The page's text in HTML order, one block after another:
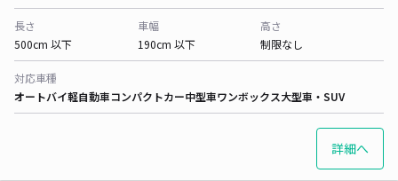
長さ
500cm 以下
車幅
190cm 以下
高さ
制限なし
対応車種
オートバイ軽自動車コンパクトカー中型車ワンボックス大型車・SUV
詳細へ